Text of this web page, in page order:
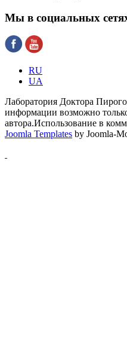
Мы в социальных
RU
UA
Лаборатория Доктора
информации возможно
автора.Использование в
Joomla Templates by Joomla-